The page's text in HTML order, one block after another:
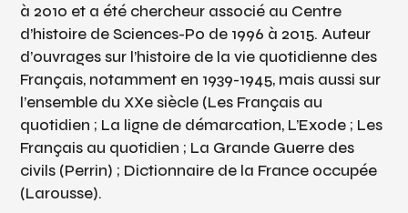
à 2010 et a été chercheur associé au Centre
d’histoire de Sciences-Po de 1996 à 2015. Auteur
d’ouvrages sur l’histoire de la vie quotidienne des
Français, notamment en 1939-1945, mais aussi sur
l’ensemble du XXe siècle (Les Français au
quotidien ; La ligne de démarcation, L’Exode ; Les
Français au quotidien ; La Grande Guerre des
civils (Perrin) ; Dictionnaire de la France occupée
(Larousse).